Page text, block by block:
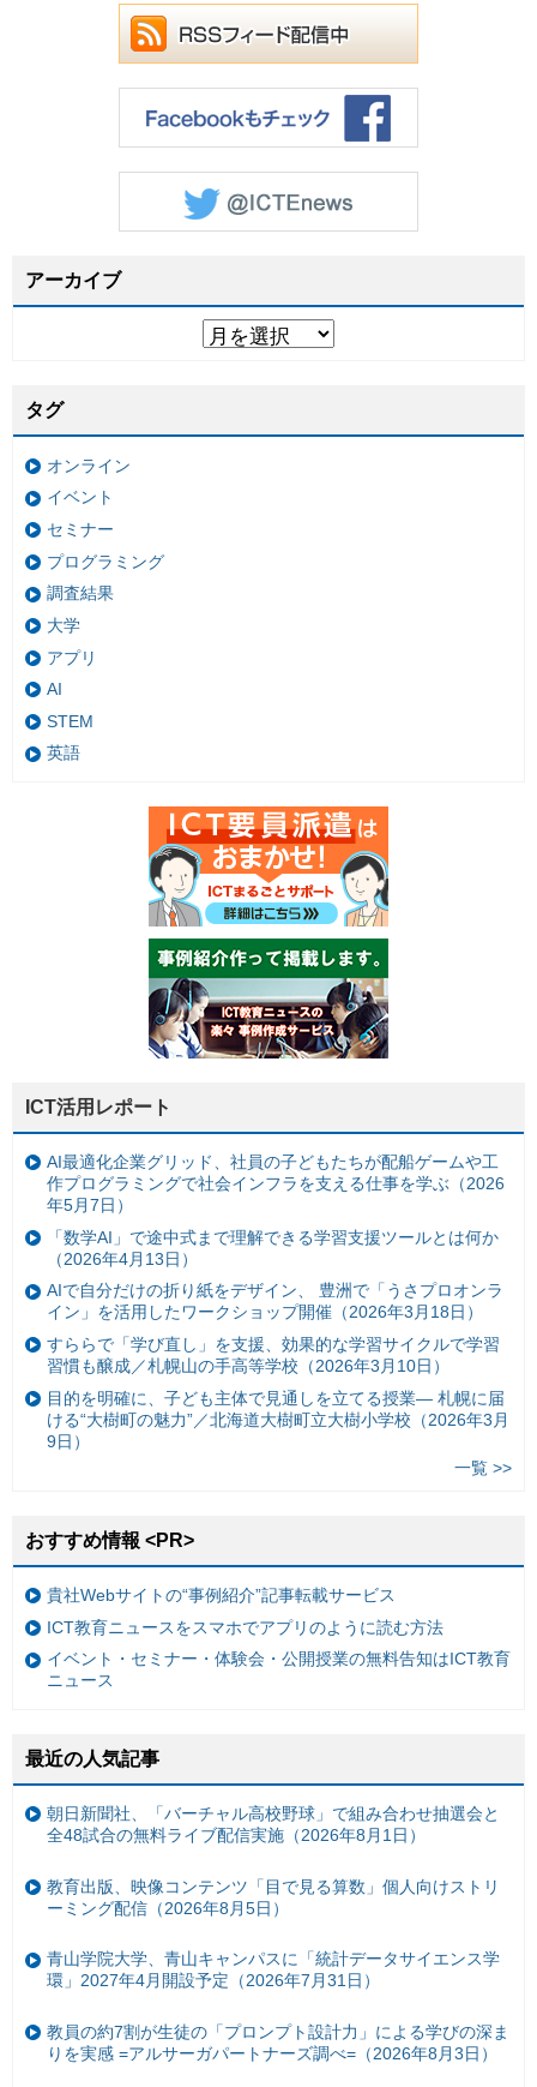
アーカイブ
タグ
オンライン
イベント
セミナー
プログラミング
調査結果
大学
アプリ
AI
STEM
英語
ICT活用レポート
AI最適化企業グリッド、社員の子どもたちが配船ゲームや工
作プログラミングで社会インフラを支える仕事を学ぶ（2026
年5月7日）
「数学AI」で途中式まで理解できる学習支援ツールとは何か
（2026年4月13日）
AIで自分だけの折り紙をデザイン、 豊洲で「うさプロオンラ
イン」を活用したワークショップ開催（2026年3月18日）
すららで「学び直し」を支援、効果的な学習サイクルで学習
習慣も醸成／札幌山の手高等学校（2026年3月10日）
目的を明確に、子ども主体で見通しを立てる授業— 札幌に届
ける“大樹町の魅力”／北海道大樹町立大樹小学校（2026年3月
9日）
一覧 >>
おすすめ情報 <PR>
貴社Webサイトの“事例紹介”記事転載サービス
ICT教育ニュースをスマホでアプリのように読む方法
イベント・セミナー・体験会・公開授業の無料告知はICT教育
ニュース
最近の人気記事
朝日新聞社、「バーチャル高校野球」で組み合わせ抽選会と
全48試合の無料ライブ配信実施（2026年8月1日）
教育出版、映像コンテンツ「目で見る算数」個人向けストリ
ーミング配信（2026年8月5日）
青山学院大学、青山キャンパスに「統計データサイエンス学
環」2027年4月開設予定（2026年7月31日）
教員の約7割が生徒の「プロンプト設計力」による学びの深ま
りを実感 =アルサーガパートナーズ調べ=（2026年8月3日）